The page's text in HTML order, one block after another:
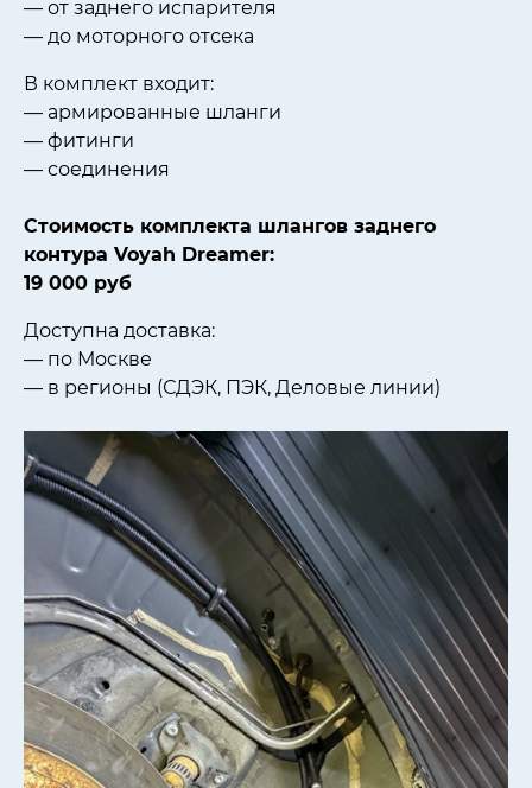
— от заднего испарителя
— до моторного отсека
В комплект входит:
— армированные шланги
— фитинги
— соединения
Стоимость комплекта шлангов заднего
контура Voyah Dreamer:
19 000 руб
Доступна доставка:
— по Москве
— в регионы (СДЭК, ПЭК, Деловые линии)